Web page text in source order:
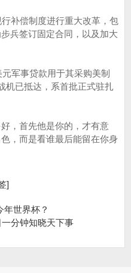
补偿制度进行重大改革，包
兵签订固定合同，以及加大
军事贷款用于其采购美制
机已抵达，系首批正式驻扎
，首先他是你的，才有意
，而是看谁最后能留在你身
]
年世界杯？
分钟知晓天下事